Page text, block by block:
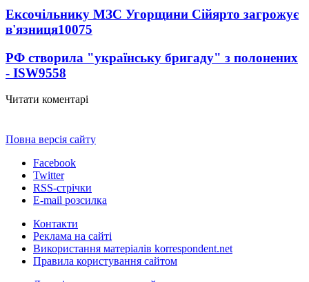
Ексочільнику МЗС Угорщини Сійярто загрожує
в'язниця10075
РФ створила "українську бригаду" з полонених
- ISW9558
Читати коментарі
Повна версія сайту
Facebook
Twitter
RSS-стрічки
E-mail розсилка
Контакти
Реклама на сайті
Використання матеріалів korrespondent.net
Правила користування сайтом